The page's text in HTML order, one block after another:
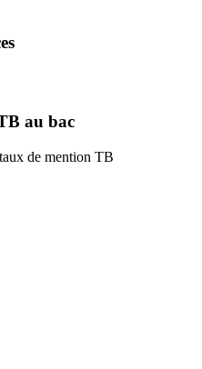
au bac
de mention TB